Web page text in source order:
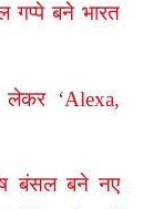
गप्पे बने भारत
‘Alexa,
बंसल बने नए